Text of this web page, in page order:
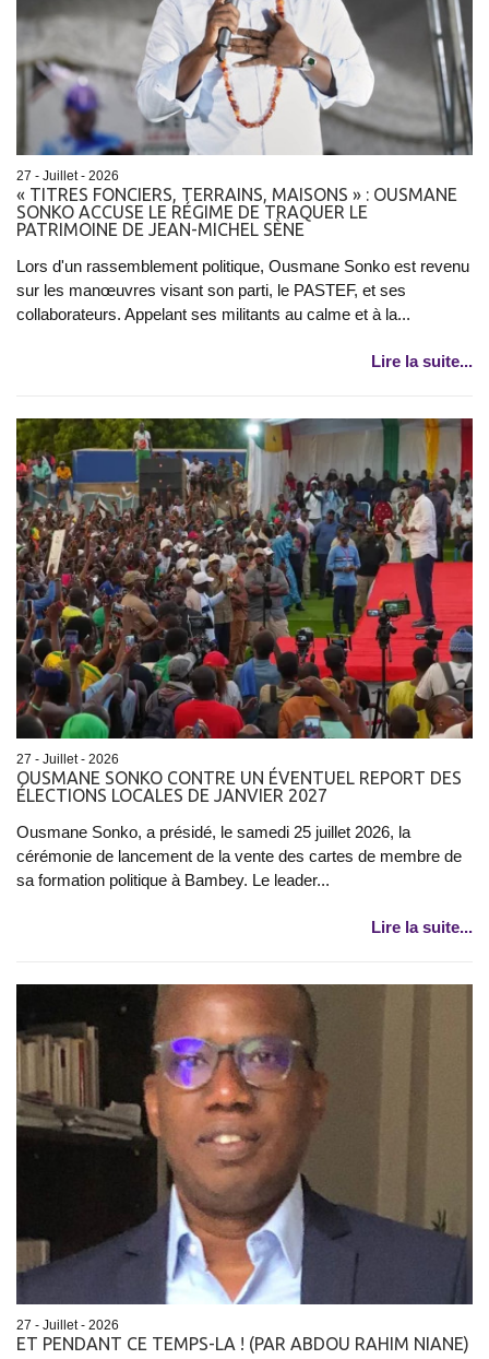
27 - Juillet - 2026
« TITRES FONCIERS, TERRAINS, MAISONS » : OUSMANE
SONKO ACCUSE LE RÉGIME DE TRAQUER LE
PATRIMOINE DE JEAN-MICHEL SÈNE
Lors d'un rassemblement politique, Ousmane Sonko est revenu
sur les manœuvres visant son parti, le PASTEF, et ses
collaborateurs. Appelant ses militants au calme et à la...
Lire la suite...
27 - Juillet - 2026
OUSMANE SONKO CONTRE UN ÉVENTUEL REPORT DES
ÉLECTIONS LOCALES DE JANVIER 2027
Ousmane Sonko, a présidé, le samedi 25 juillet 2026, la
cérémonie de lancement de la vente des cartes de membre de
sa formation politique à Bambey. Le leader...
Lire la suite...
27 - Juillet - 2026
ET PENDANT CE TEMPS-LA ! (PAR ABDOU RAHIM NIANE)